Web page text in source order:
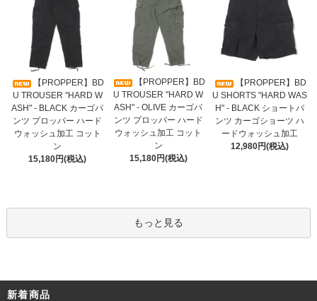
【PROPPER】BD
U TROUSER "HARD W
ASH" - BLACK カーゴパ
ンツ プロッパー ハード
ウォッシュ加工 コット
ン
15,180円(税込)
【PROPPER】BD
U TROUSER "HARD W
ASH" - OLIVE カーゴパ
ンツ プロッパー ハード
ウォッシュ加工 コット
ン
15,180円(税込)
【PROPPER】BD
U SHORTS "HARD WAS
H" - BLACK ショートパ
ンツ カーゴショーツ ハ
ードウォッシュ加工
12,980円(税込)
もっと見る
新着商品